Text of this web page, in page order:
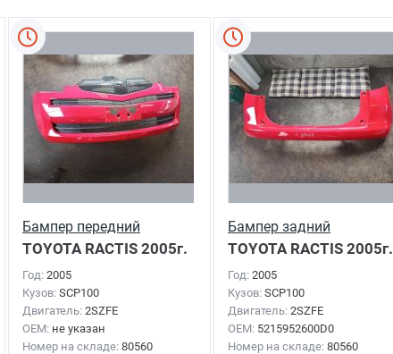
Бампер передний
TOYOTA RACTIS 2005г.
Год: 2005
Кузов: SCP100
Двигатель: 2SZFE
OEM: не указан
Номер на складе: 80560
Бампер задний
TOYOTA RACTIS 2005г.
Год: 2005
Кузов: SCP100
Двигатель: 2SZFE
OEM: 5215952600D0
Номер на складе: 80560